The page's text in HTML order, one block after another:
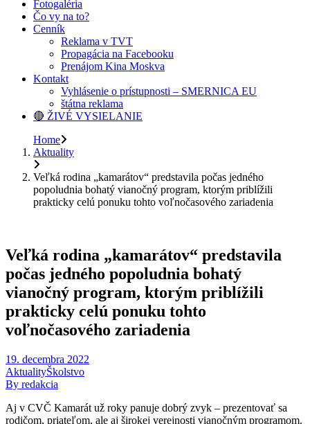
Fotogaléria
Čo vy na to?
Cenník
Reklama v TVT
Propagácia na Facebooku
Prenájom Kina Moskva
Kontakt
Vyhlásenie o prístupnosti – SMERNICA EU
štátna reklama
🔴 ŽIVÉ VYSIELANIE
Home
Aktuality
Veľká rodina „kamarátov“ predstavila počas jedného
popoludnia bohatý vianočný program, ktorým priblížili
prakticky celú ponuku tohto voľnočasového zariadenia
Veľká rodina „kamarátov“ predstavila
počas jedného popoludnia bohatý
vianočný program, ktorým priblížili
prakticky celú ponuku tohto
voľnočasového zariadenia
19. decembra 2022
AktualityŠkolstvo
By redakcia
Aj v CVČ Kamarát už roky panuje dobrý zvyk – prezentovať sa
rodičom, priateľom, ale aj širokej verejnosti vianočným programom.